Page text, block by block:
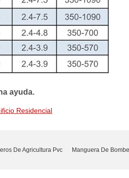
ayuda.
Residencial
De Agricultura Pvc
Manguera De